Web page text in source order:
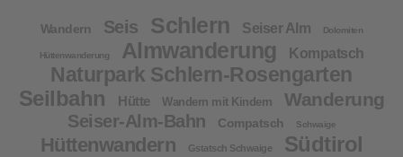
Wandern Seis Schlern Seiser Alm Dolomiten
Hüttenwanderung Almwanderung Kompatsch
Naturpark Schlern-Rosengarten
Seilbahn Hütte Wandern mit Kindern Wanderung
Seiser-Alm-Bahn Compatsch Schwaige
Hüttenwandern Gstatsch Schwaige Südtirol